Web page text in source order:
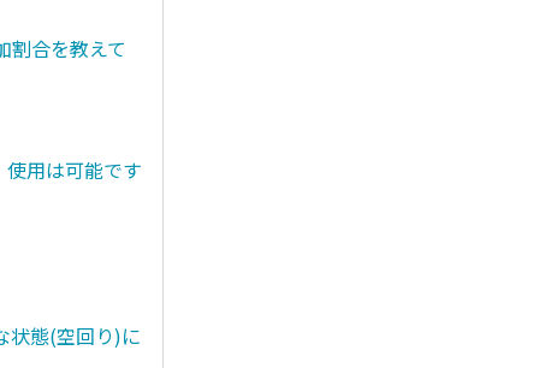
割合を教えて
用は可能です
状態(空回り)に